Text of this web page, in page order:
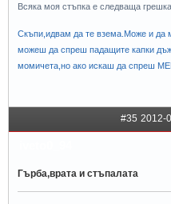
Всяка моя стъпка е следваща грешка
Скъпи,идвам да те взема.Може и да
можеш да спреш падащите капки
момичета,но ако искаш да спреш
#35 2012-
Гърба,врата и стъпалата